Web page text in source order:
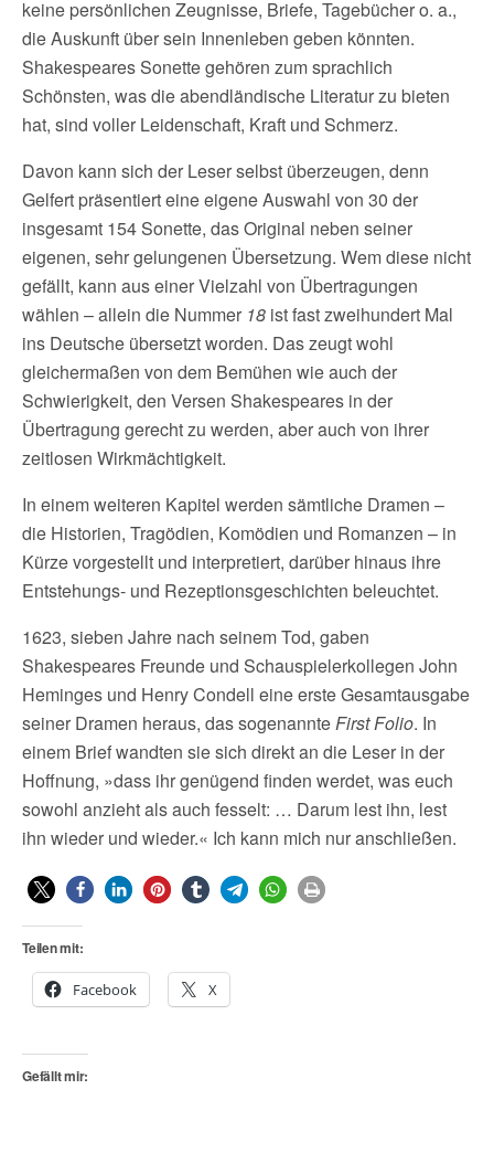
keine persönlichen Zeugnisse, Briefe, Tagebücher o. a.,
die Auskunft über sein Innenleben geben könnten.
Shakespeares Sonette gehören zum sprachlich
Schönsten, was die abendländische Literatur zu bieten
hat, sind voller Leidenschaft, Kraft und Schmerz.
Davon kann sich der Leser selbst überzeugen, denn
Gelfert präsentiert eine eigene Auswahl von 30 der
insgesamt 154 Sonette, das Original neben seiner
eigenen, sehr gelungenen Übersetzung. Wem diese nicht
gefällt, kann aus einer Vielzahl von Übertragungen
wählen – allein die Nummer 18 ist fast zweihundert Mal
ins Deutsche übersetzt worden. Das zeugt wohl
gleichermaßen von dem Bemühen wie auch der
Schwierigkeit, den Versen Shakespeares in der
Übertragung gerecht zu werden, aber auch von ihrer
zeitlosen Wirkmächtigkeit.
In einem weiteren Kapitel werden sämtliche Dramen –
die Historien, Tragödien, Komödien und Romanzen – in
Kürze vorgestellt und interpretiert, darüber hinaus ihre
Entstehungs- und Rezeptionsgeschichten beleuchtet.
1623, sieben Jahre nach seinem Tod, gaben
Shakespeares Freunde und Schauspielerkollegen John
Heminges und Henry Condell eine erste Gesamtausgabe
seiner Dramen heraus, das sogenannteFirst Folio. In
einem Brief wandten sie sich direkt an die Leser in der
Hoffnung, »dass ihr genügend finden werdet, was euch
sowohl anzieht als auch fesselt: … Darum lest ihn, lest
ihn wieder und wieder.« Ich kann mich nur anschließen.
Teilen mit:
Facebook X
Gefällt mir: